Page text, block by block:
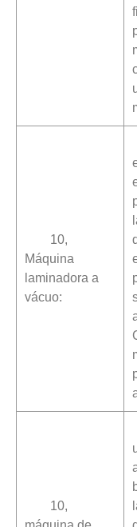
10,
Máquina
laminadora a
vácuo:
10,